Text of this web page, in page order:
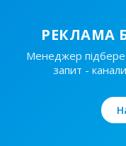
РЕКЛАМА
Менеджер підбере
запит -